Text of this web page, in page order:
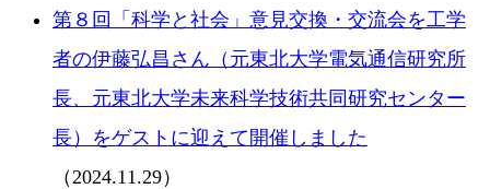
第８回「科学と社会」意見交換・交流会を工学
者の伊藤弘昌さん（元東北大学電気通信研究所
長、元東北大学未来科学技術共同研究センター
長）をゲストに迎えて開催しました
（2024.11.29）